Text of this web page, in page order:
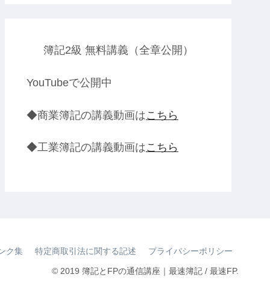
簿記2級 無料講義（全章公開）
YouTubeで公開中
◆商業簿記の講義動画はこちら
◆工業簿記の講義動画はこちら
ク集 特定商取引法に関する記述 プライバシーポリシー
© 2019 簿記とFPの通信講座｜最速簿記 / 最速FP.